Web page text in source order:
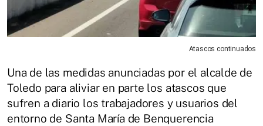
Atascos continuados
Una de las medidas anunciadas por el alcalde de
Toledo para aliviar en parte los atascos que
sufren a diario los trabajadores y usuarios del
entorno de Santa María de Benquerencia